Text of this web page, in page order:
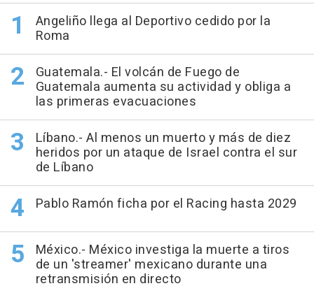
Angeliño llega al Deportivo cedido por la
Roma
Guatemala.- El volcán de Fuego de
Guatemala aumenta su actividad y obliga a
las primeras evacuaciones
Líbano.- Al menos un muerto y más de diez
heridos por un ataque de Israel contra el sur
de Líbano
Pablo Ramón ficha por el Racing hasta 2029
México.- México investiga la muerte a tiros
de un 'streamer' mexicano durante una
retransmisión en directo